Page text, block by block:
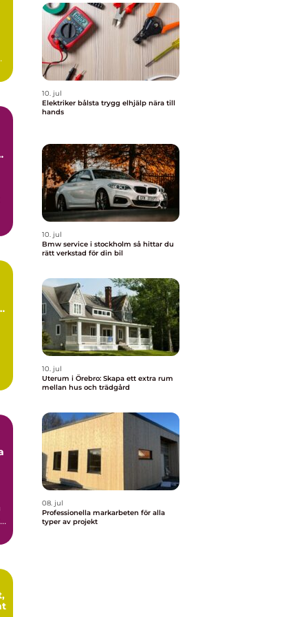
10. jul
Elektriker bålsta trygg elhjälp nära till
hands
10. jul
Bmw service i stockholm så hittar du
rätt verkstad för din bil
10. jul
Uterum i Örebro: Skapa ett extra rum
mellan hus och trädgård
08. jul
Professionella markarbeten för alla
typer av projekt